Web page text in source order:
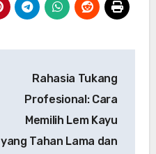
Rahasia Tukang
Profesional: Cara
Memilih Lem Kayu
yang Tahan Lama dan